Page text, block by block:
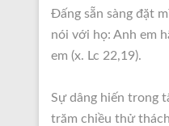
Đấng sẵn sàng đặt
nói với họ: Anh em
em (x. Lc 22,19).
Sự dâng hiến trong
trăm chiều thử